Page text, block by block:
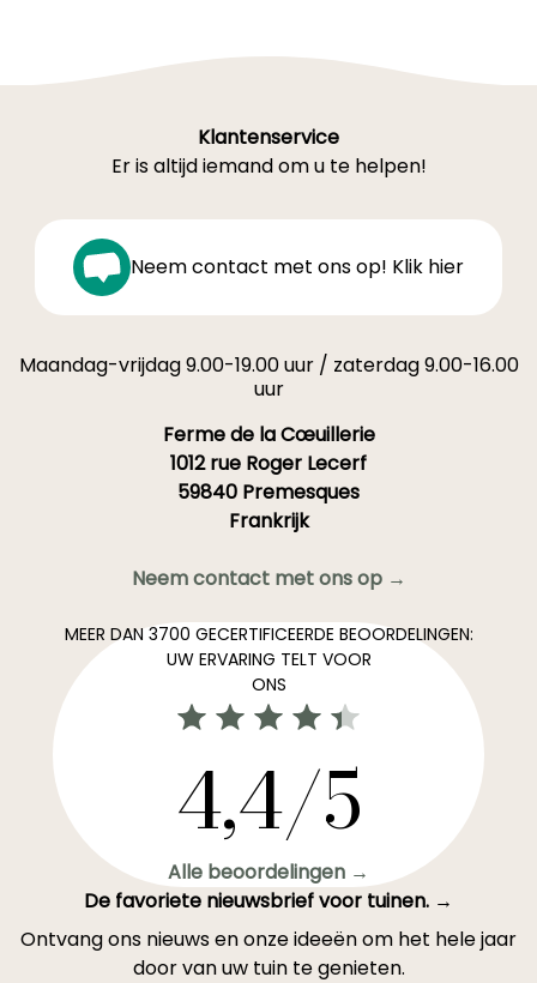
Klantenservice
Er is altijd iemand om u te helpen!
Neem contact met ons op! Klik hier
Maandag-vrijdag 9.00-19.00 uur / zaterdag 9.00-16.00
uur
Ferme de la Cœuillerie
1012 rue Roger Lecerf
59840 Premesques
Frankrijk
Neem contact met ons op →
MEER DAN 3700 GECERTIFICEERDE BEOORDELINGEN:
UW ERVARING TELT VOOR
ONS
4,4/5
Alle beoordelingen →
De favoriete nieuwsbrief voor tuinen. →
Ontvang ons nieuws en onze ideeën om het hele jaar
door van uw tuin te genieten.